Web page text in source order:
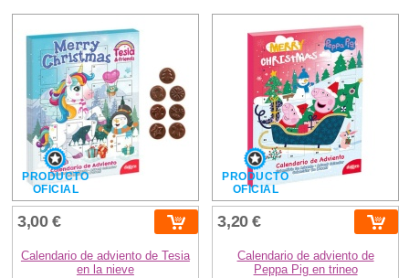
PRODUCTO
OFICIAL
3,00 €
Calendario de adviento de Tesia
en la nieve
PRODUCTO
OFICIAL
3,20 €
Calendario de adviento de
Peppa Pig en trineo